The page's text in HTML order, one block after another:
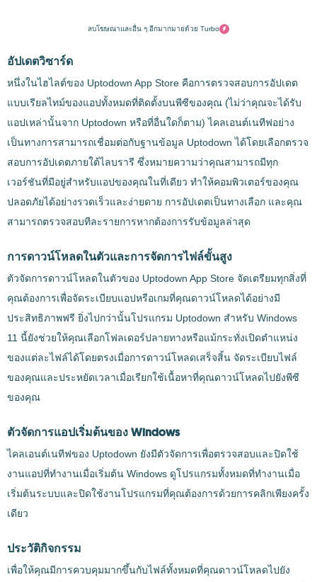
ลบโฆษณาและอื่น ๆ อีกมากมายด้วย Turbo
อัปเดตวิซาร์ด
หนึ่งในไฮไลต์ของ Uptodown App Store คือการตรวจสอบการอัปเดต
แบบเรียลไทม์ของแอปทั้งหมดที่ติดตั้งบนพีซีของคุณ (ไม่ว่าคุณจะได้รับ
แอปเหล่านั้นจาก Uptodown หรือที่อื่นใดก็ตาม) ไคลเอนต์เนทีฟอย่าง
เป็นทางการสามารถเชื่อมต่อกับฐานข้อมูล Uptodown ได้โดยเลือกตรวจ
สอบการอัปเดตภายใต้ไลบรารี ซึ่งหมายความว่าคุณสามารถมีทุก
เวอร์ชันที่มีอยู่สำหรับแอปของคุณในที่เดียว ทำให้คอมพิวเตอร์ของคุณ
ปลอดภัยได้อย่างรวดเร็วและง่ายดาย การอัปเดตเป็นทางเลือก และคุณ
สามารถตรวจสอบทีละรายการหากต้องการรับข้อมูลล่าสุด
การดาวน์โหลดในตัวและการจัดการไฟล์ขั้นสูง
ตัวจัดการดาวน์โหลดในตัวของ Uptodown App Store จัดเตรียมทุกสิ่งที่
คุณต้องการเพื่อจัดระเบียบแอปหรือเกมที่คุณดาวน์โหลดได้อย่างมี
ประสิทธิภาพฟรี ยิ่งไปกว่านั้นโปรแกรม Uptodown สำหรับ Windows
11 นี้ยังช่วยให้คุณเลือกโฟลเดอร์ปลายทางหรือแม้กระทั่งเปิดตำแหน่ง
ของแต่ละไฟล์ได้โดยตรงเมื่อการดาวน์โหลดเสร็จสิ้น จัดระเบียบไฟล์
ของคุณและประหยัดเวลาเมื่อเรียกใช้เนื้อหาที่คุณดาวน์โหลดไปยังพีซี
ของคุณ
ตัวจัดการแอปเริ่มต้นของ Windows
ไคลเอนต์เนทีฟของ Uptodown ยังมีตัวจัดการเพื่อตรวจสอบและปิดใช้
งานแอปที่ทำงานเมื่อเริ่มต้น Windows ดูโปรแกรมทั้งหมดที่ทำงานเมื่อ
เริ่มต้นระบบและปิดใช้งานโปรแกรมที่คุณต้องการด้วยการคลิกเพียงครั้ง
เดียว
ประวัติกิจกรรม
เพื่อให้คุณมีการควบคุมมากขึ้นกับไฟล์ทั้งหมดที่คุณดาวน์โหลดไปยัง